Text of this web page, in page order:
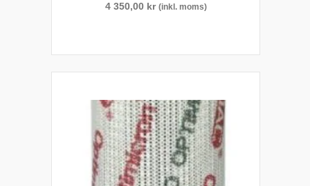
4 350,00 kr (inkl. moms)